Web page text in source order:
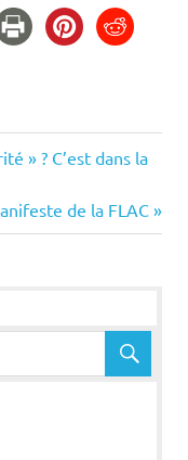
» ? C’est dans la
de la FLAC